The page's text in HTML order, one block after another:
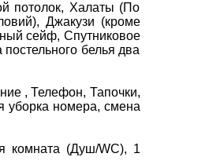
потолок, Халаты (По
Джакузи (кроме
сейф, Спутниковое
белья два
, Телефон, Тапочки,
уборка номера, смена
комната (Душ/WC), 1